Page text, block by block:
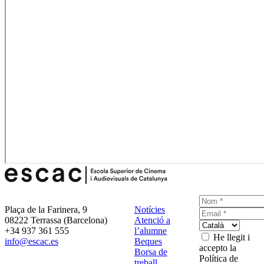
Plaça de la Farinera, 9
08222 Terrassa (Barcelona)
+34 937 361 555
info@escac.es
Notícies
Atenció a
l’alumne
Beques
Borsa de
He llegit i
accepto la
Política de